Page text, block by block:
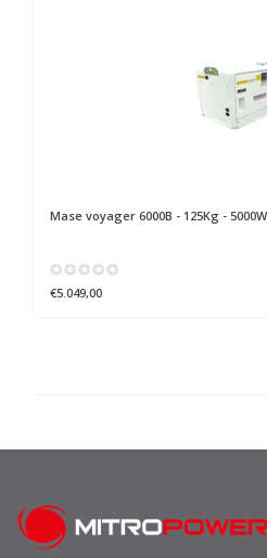
Mase voyager 6000B - 125Kg -
€5.049,00